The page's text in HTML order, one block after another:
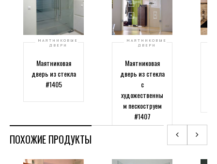
МАЯТНИКОВЫЕ
ДВЕРИ
Маятниковая
дверь из стекла
#1405
МАЯТНИКОВЫЕ
ДВЕРИ
Маятниковая
дверь из стекла
с
художественны
м пескоструем
#1407
ПОХОЖИЕ ПРОДУКТЫ